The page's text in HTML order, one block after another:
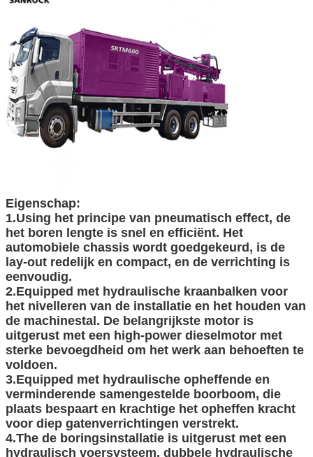
Eigenschap:
1.Using het principe van pneumatisch effect, de
het boren lengte is snel en efficiënt. Het
automobiele chassis wordt goedgekeurd, is de
lay-out redelijk en compact, en de verrichting is
eenvoudig.
2.Equipped met hydraulische kraanbalken voor
het nivelleren van de installatie en het houden van
de machinestal. De belangrijkste motor is
uitgerust met een high-power dieselmotor met
sterke bevoegdheid om het werk aan behoeften te
voldoen.
3.Equipped met hydraulische opheffende en
verminderende samengestelde boorboom, die
plaats bespaart en krachtige het opheffen kracht
voor diep gatenverrichtingen verstrekt.
4.The de boringsinstallatie is uitgerust met een
hydraulisch voersysteem, dubbele hydraulische